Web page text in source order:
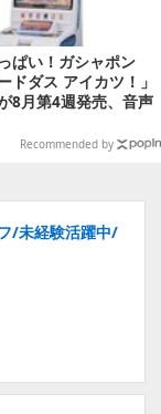
ぱい！ガシャポン
ドダス アイカツ！」
8月第4週発売、音声
仕様も当たる
Recommended by
/未経験活躍中/